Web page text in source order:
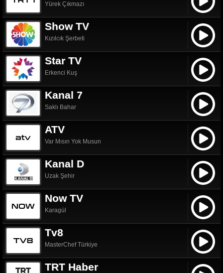
Yürek Çıkmazı
Show TV
Kızılcık Şerbeti
Star TV
Erkenci Kuş
Kanal 7
Saklı Bahar
ATV
Var Mısın Yok Musun
Kanal D
Uzak Şehir
Now TV
Karagül
Tv8
MasterChef Türkiye
TRT Haber